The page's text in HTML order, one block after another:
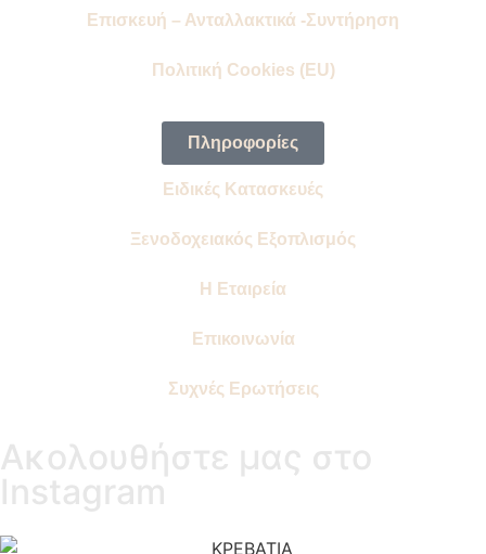
Επισκευή – Ανταλλακτικά -Συντήρηση
Πολιτική Cookies (EU)
Πληροφορίες
Ειδικές Κατασκευές
Ξενοδοχειακός Εξοπλισμός
Η Εταιρεία
Επικοινωνία
Συχνές Ερωτήσεις
Ακολουθήστε μας στο
Instagram